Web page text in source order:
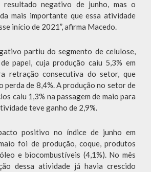
negativo de junho, mas o
mais importante que essa atividade
início de 2021”, afirma Macedo.
partiu do segmento de celulose,
papel, cuja produção caiu 5,3% em
retração consecutiva do setor, que
perda de 8,4%. A produção no setor de
caiu 1,3% na passagem de maio para
teve ganho de 2,9%.
positivo no índice de junho em
foi de produção, coque, produtos
e biocombustíveis (4,1%). No mês
dessa atividade já havia crescido